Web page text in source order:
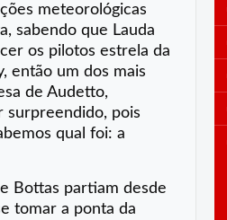
meteorológicas
sabendo que Lauda
os pilotos estrela da
então um dos mais
de Audetto,
surpreendido, pois
qual foi: a
Bottas partiam desde
tomar a ponta da